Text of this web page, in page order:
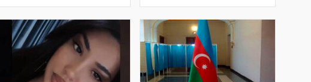
aşkarlanıb. 4
İbrahimlinin yaşadığı evdə özünü
asaraq intihar etməsi barədə hüquq-
mühafiz